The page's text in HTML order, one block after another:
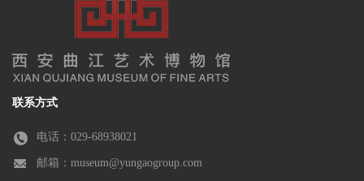
联系方式
电话：029-68938021
邮箱：museum@yungaogroup.com